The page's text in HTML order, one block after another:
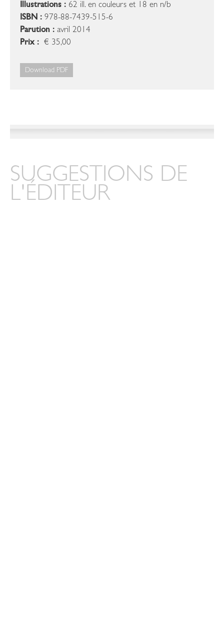
Illustrations : 62 ill. en couleurs et 18 en n/b
ISBN : 978-88-7439-515-6
Parution : avril 2014
Prix : € 35,00
Download PDF
SUGGESTIONS DE
L'ÉDITEUR